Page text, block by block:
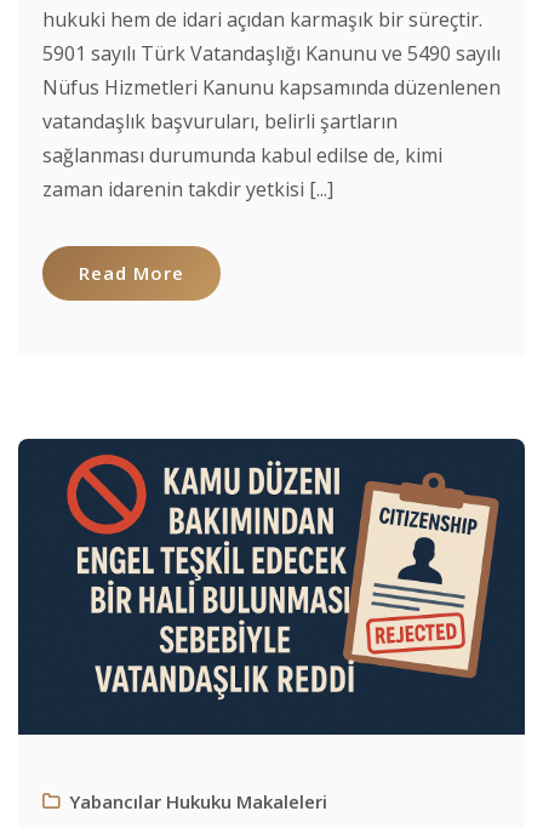
hukuki hem de idari açıdan karmaşık bir süreçtir.
5901 sayılı Türk Vatandaşlığı Kanunu ve 5490 sayılı
Nüfus Hizmetleri Kanunu kapsamında düzenlenen
vatandaşlık başvuruları, belirli şartların
sağlanması durumunda kabul edilse de, kimi
zaman idarenin takdir yetkisi [...]
Read More
Yabancılar Hukuku Makaleleri